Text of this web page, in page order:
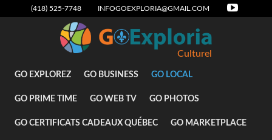
(418) 525-7748 INFOGOEXPLORIA@GMAIL.COM
Culturel
GO EXPLOREZ GO BUSINESS GO LOCAL
GO PRIME TIME GO WEB TV GO PHOTOS
GO CERTIFICATS CADEAUX QUÉBEC GO MARKETPLACE